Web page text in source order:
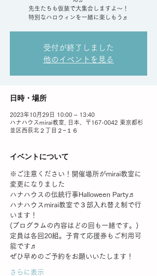
先生たちも仮装で大集合しますよ〜！
特別なハロウィンを一緒に楽しもう♬
受付が終了しました
他のイベントを見る
日時・場所
2023年10月29日 10:00 – 13:40
ハナハウスmirai教室, 日本、〒167-0042 東京都杉
並区西荻北２丁目２−１６
イベントについて
※ご注意ください！開催場所がmirai教室に
変更になりました
ハナハウスの伝統行事Halloween Party♬
ハナハウスmirai教室で３部入れ替え制で行
います！
(プログラムの内容はどの回も一緒です。)
定員は各回20組。子育て応援券もご利用可
能です♬
ぜひ早めのご予約をお願いいたします！
さらに表示